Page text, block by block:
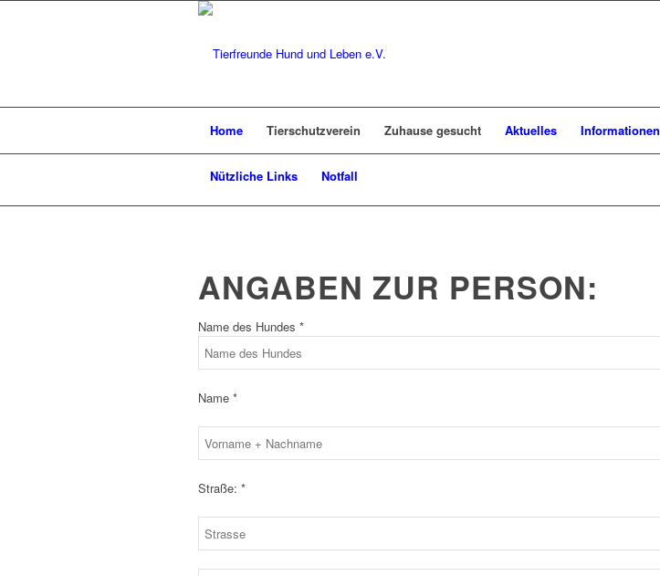
Home Tierschutzverein Zuhause gesucht Aktuelles Informationen
Nützliche Links Notfall
ANGABEN ZUR PERSON:
Name des Hundes *
Name *
Straße: *